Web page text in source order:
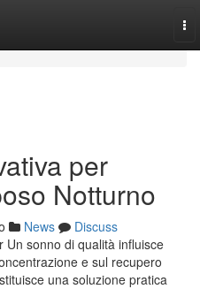
per
Notturno
News
Discuss
Un sonno di qualità influisce
e sul recupero
una soluzione pratica